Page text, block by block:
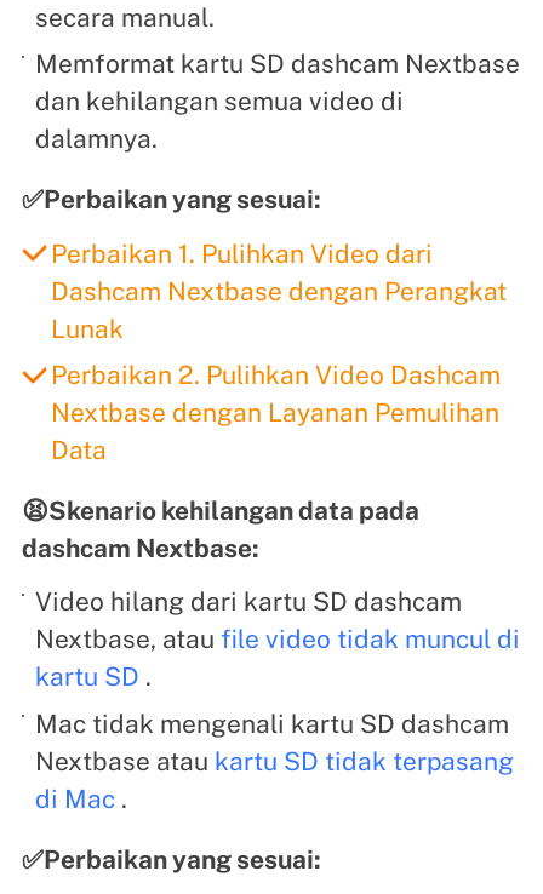
secara manual.
Memformat kartu SD dashcam Nextbase
dan kehilangan semua video di
dalamnya.
✅Perbaikan yang sesuai:
Perbaikan 1. Pulihkan Video dari
Dashcam Nextbase dengan Perangkat
Lunak
Perbaikan 2. Pulihkan Video Dashcam
Nextbase dengan Layanan Pemulihan
Data
😫Skenario kehilangan data pada
dashcam Nextbase:
Video hilang dari kartu SD dashcam
Nextbase, ataufile video tidak muncul di
kartu SD .
Mac tidak mengenali kartu SD dashcam
Nextbase atau kartu SD tidak terpasang
di Mac .
✅Perbaikan yang sesuai: